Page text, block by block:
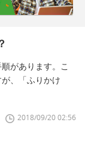
があります。こ
、「ふりかけ
2018/09/20 02:56